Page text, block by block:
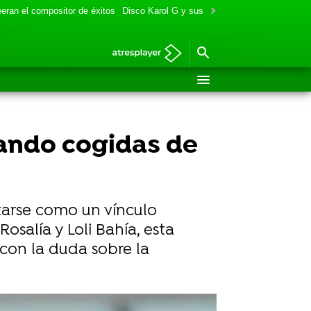
el compositor de éxitos Disco Karol G y sus colaboraciones
cogidas de
como un vínculo
y Loli Bahía, esta
la duda sobre la